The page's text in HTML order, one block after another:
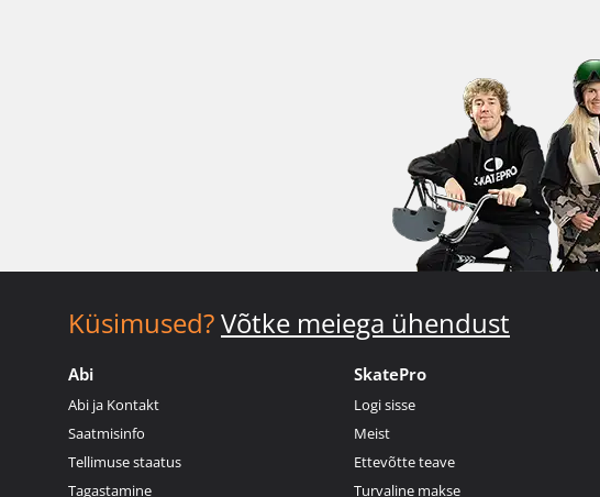
Küsimused?Võtke meiega ühendust
Abi
Abi ja Kontakt
Saatmisinfo
Tellimuse staatus
Tagastamine
SkatePro
Logi sisse
Meist
Ettevõtte teave
Turvaline makse